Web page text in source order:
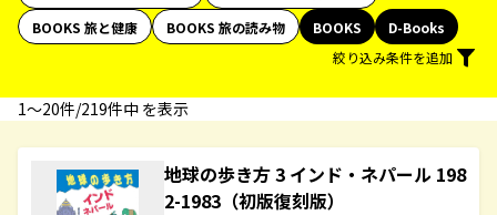
BOOKS 旅と健康
BOOKS 旅の読み物 BOOKS
D-Books
絞り込み条件を追加
1〜20件/219件中 を表示
地球の歩き方 3 インド・ネパール 198
2-1983（初版復刻版）